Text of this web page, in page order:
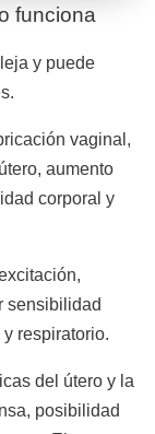
funciona
y puede
vaginal,
aumento
corporal y
sensibilidad
respiratorio.
del útero y la
posibilidad